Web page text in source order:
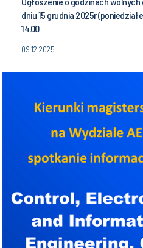
dniu 15 grudnia 2025r
14.00
09.12.2025